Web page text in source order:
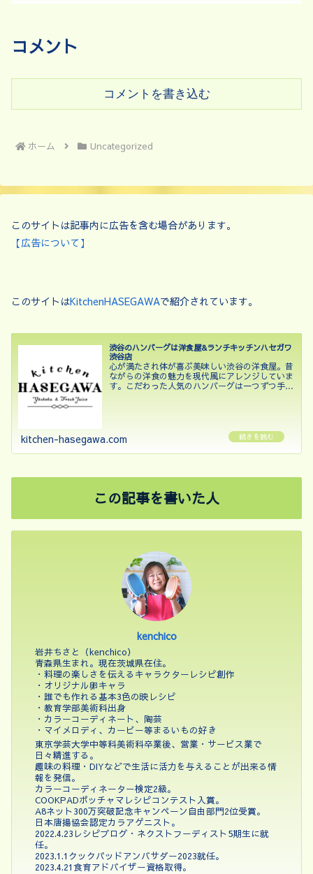
コメント
コメントを書き込む
ホーム Uncategorized
このサイトは記事内に広告を含む場合があります。
【広告について】
このサイトはKitchenHASEGAWAで紹介されています。
渋谷のハンバーグは洋食屋&ランチキッチンハセガワ
渋谷店
心が満たされ体が喜ぶ美味しい渋谷の洋食屋。昔
ながらの洋食の魅力を現代風にアレンジしていま
す。こだわった人気のハンバーグは一つずつ手作
kitchen-hasegawa.com
この記事を書いた人
kenchico
岩井ちさと（kenchico）
青森県生まれ。現在茨城県在住。
・料理の楽しさを伝えるキャラクターレシピ創作
・オリジナル卵キャラ
・誰でも作れる基本3色の映レシピ
・教育学部美術科出身
・カラーコーディネート、陶芸
・マイメロディ、カービー等まるいもの好き
東京学芸大学中等科美術科卒業後、営業・サービス業で
日々精進する。
趣味の料理・DIYなどで生活に活力を与えることが出来る情
報を発信。
カラーコーディネーター検定2級。
COOKPADポッチャマレシピコンテスト入賞。
A8ネット300万突破記念キャンペーン自由部門2位受賞。
日本唐揚協会認定カラアゲニスト。
2022.4.23レシピブログ・ネクストフーディスト5期生に就
任。
2023.1.1クックパッドアンバサダー2023就任。
2023.4.21食育アドバイザー資格取得。